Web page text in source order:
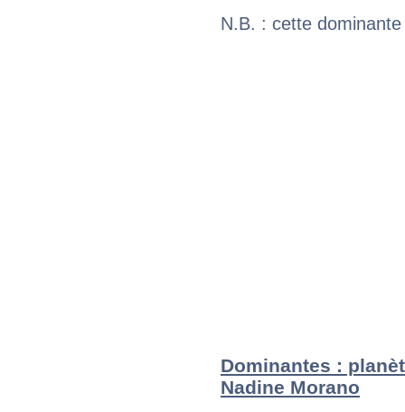
N.B. : cette
Dominantes :
Nadine Morano